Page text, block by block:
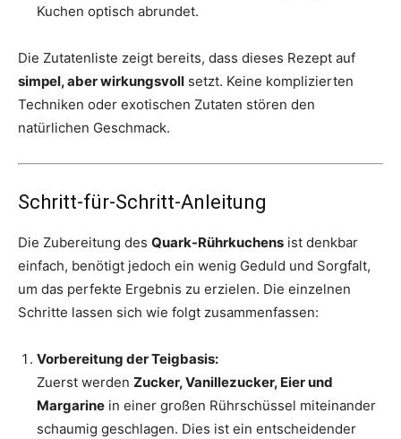
Kuchen optisch abrundet.
Die Zutatenliste zeigt bereits, dass dieses Rezept auf
simpel, aber wirkungsvoll setzt. Keine komplizierten
Techniken oder exotischen Zutaten stören den
natürlichen Geschmack.
Schritt-für-Schritt-Anleitung
Die Zubereitung des Quark-Rührkuchens ist denkbar
einfach, benötigt jedoch ein wenig Geduld und Sorgfalt,
um das perfekte Ergebnis zu erzielen. Die einzelnen
Schritte lassen sich wie folgt zusammenfassen:
Vorbereitung der Teigbasis:
Zuerst werden Zucker, Vanillezucker, Eier und
Margarine in einer großen Rührschüssel miteinander
schaumig geschlagen. Dies ist ein entscheidender